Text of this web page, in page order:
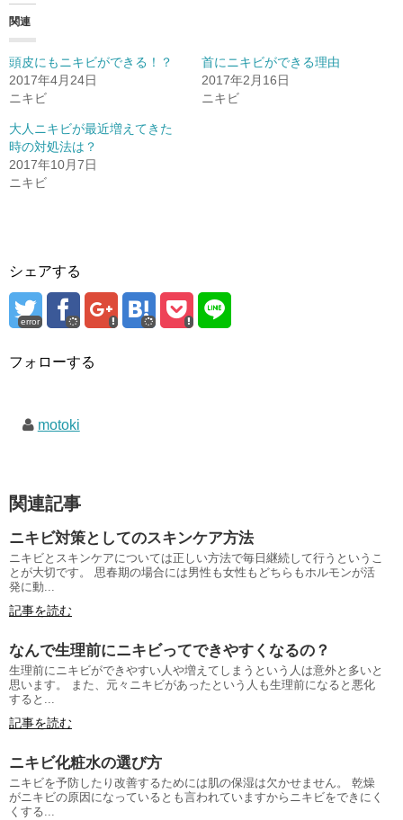
き
ま
す
し
い
ウ
ィ
ウ
で
開
き
ま
き
ま
関連
頭皮にもニキビができる！？
2017年4月24日
ニキビ
首にニキビができる理由
2017年2月16日
ニキビ
大人ニキビが最近増えてきた
時の対処法は？
2017年10月7日
ニキビ
シェアする
error
フォローする
motoki
関連記事
ニキビ対策としてのスキンケア方法
ニキビとスキンケアについては正しい方法で毎日継続して行うというこ
とが大切です。 思春期の場合には男性も女性もどちらもホルモンが活
発に動...
記事を読む
なんで生理前にニキビってできやすくなるの？
生理前にニキビができやすい人や増えてしまうという人は意外と多いと
思います。 また、元々ニキビがあったという人も生理前になると悪化
すると...
記事を読む
ニキビ化粧水の選び方
ニキビを予防したり改善するためには肌の保湿は欠かせません。 乾燥
がニキビの原因になっているとも言われていますからニキビをできにく
くする...